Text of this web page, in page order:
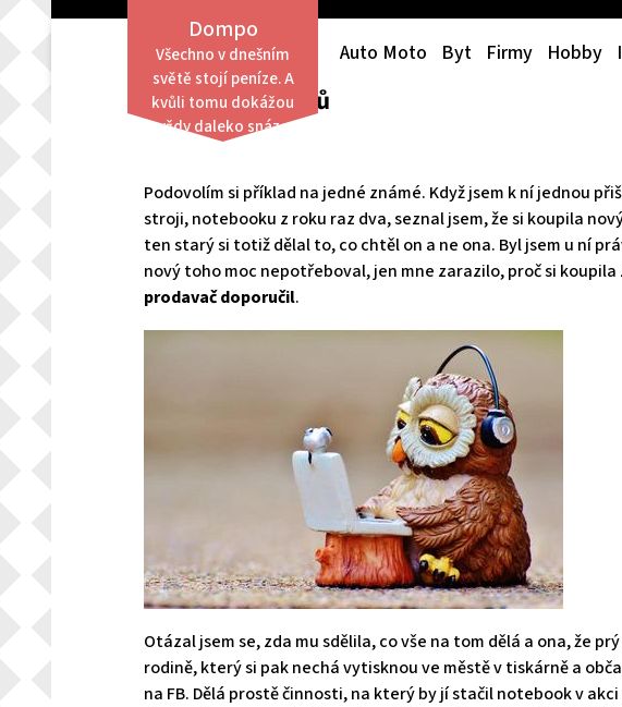
Dompo
Všechno v dnešním
světě stojí peníze. A
kvůli tomu dokážou
vždy daleko snáze
kterým není po
finanční stránce
přáno.
Auto Moto Byt Firmy Hobby
Světem počítačů
Podovolím si příklad na jedné známé. Když jsem k ní jednou
stroji, notebooku z roku raz dva, seznal jsem, že si koupila
ten starý si totiž dělal to, co chtěl on a ne ona. Byl jsem u ní
nový toho moc nepotřeboval, jen mne zarazilo, proč si
prodavač doporučil.
Otázal jsem se, zda mu sdělila, co vše na tom dělá a ona, že
rodině, který si pak nechá vytisknou ve městě v tiskárně a
na FB. Dělá prostě činnosti, na který by jí stačil notebook v